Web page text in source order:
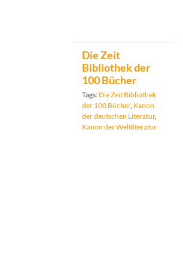
Die Zeit
Bibliothek der
100 Bücher
Tags: Die Zeit Bibliothek
der 100 Bücher, Kanon
der deutschen Literatur,
Kanon der Weltliteratur